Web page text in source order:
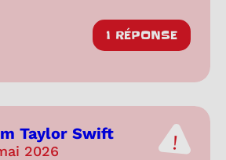
1 RÉPONSE
Taylor Swift
2026